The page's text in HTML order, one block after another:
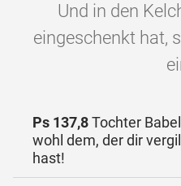
Und in den
eingeschenkt hat,
Ps 137,8Tochter
wohl dem, der dir
hast!